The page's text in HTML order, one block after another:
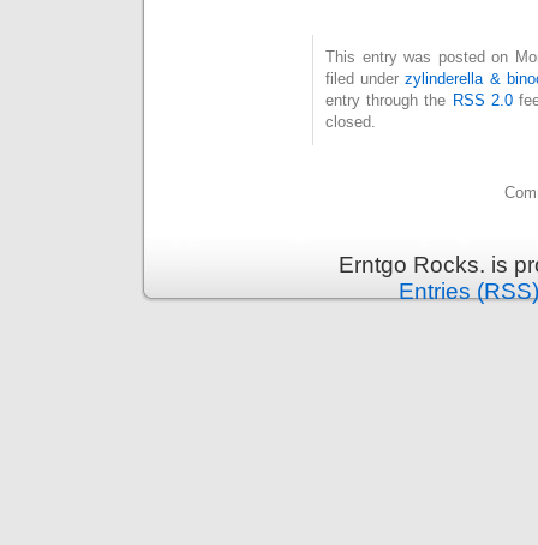
This entry was posted on
filed underzylinderella &
entry through the RSS 2.0
closed.
Erntgo Rocks. is
Entries (RSS)